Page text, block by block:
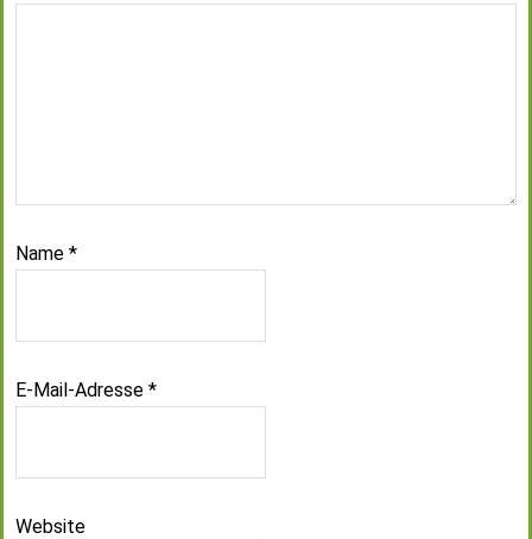
Name *
E-Mail-Adresse *
Website